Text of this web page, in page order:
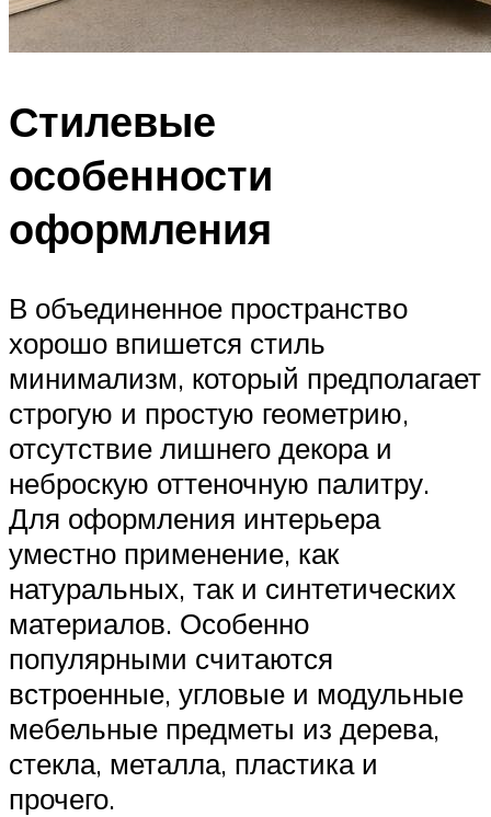
Стилевые
особенности
оформления
В объединенное пространство
хорошо впишется стиль
минимализм, который предполагает
строгую и простую геометрию,
отсутствие лишнего декора и
неброскую оттеночную палитру.
Для оформления интерьера
уместно применение, как
натуральных, так и синтетических
материалов. Особенно
популярными считаются
встроенные, угловые и модульные
мебельные предметы из дерева,
стекла, металла, пластика и
прочего.